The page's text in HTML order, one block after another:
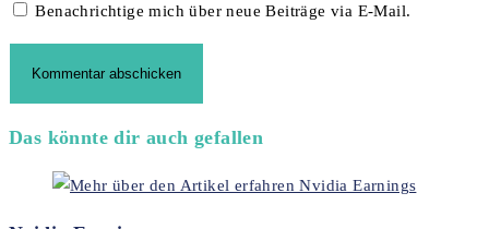
Benachrichtige mich über neue Beiträge via E-Mail.
Das könnte dir auch gefallen